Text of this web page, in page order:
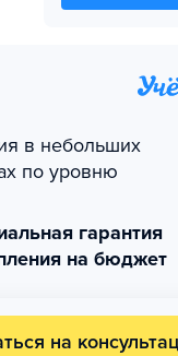
в небольших
по уровню
гарантия
на бюджет
на